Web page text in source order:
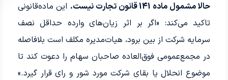
حالا مشمول ماده‌ 141 قانون تجارت نیست.
این ماده‌قانونی
تاکید می‌کند: «اگر بر اثر زیان‌های وارده حداقل نصف
سرمایه شرکت از بین برود، هیات‌‌‌مدیره مکلف است بلافاصله
در مجمع‌عمومی فوق‌‌‌العاده صاحبان سهام را دعوت کند تا
موضوع انحلال یا بقای شرکت مورد شور و رای قرار گیرد.»